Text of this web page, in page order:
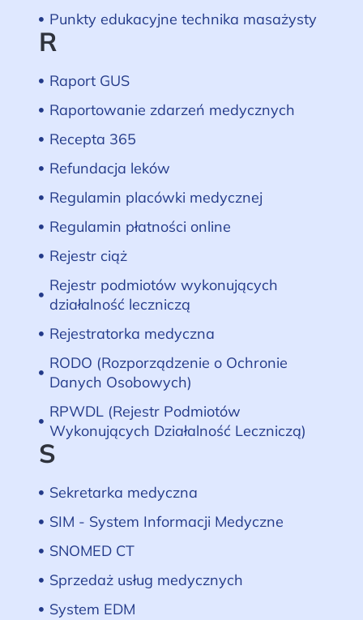
Punkty edukacyjne technika masażysty
R
Raport GUS
Raportowanie zdarzeń medycznych
Recepta 365
Refundacja leków
Regulamin placówki medycznej
Regulamin płatności online
Rejestr ciąż
Rejestr podmiotów wykonujących
działalność leczniczą
Rejestratorka medyczna
RODO (Rozporządzenie o Ochronie
Danych Osobowych)
RPWDL (Rejestr Podmiotów
Wykonujących Działalność Leczniczą)
S
Sekretarka medyczna
SIM - System Informacji Medyczne
SNOMED CT
Sprzedaż usług medycznych
System EDM